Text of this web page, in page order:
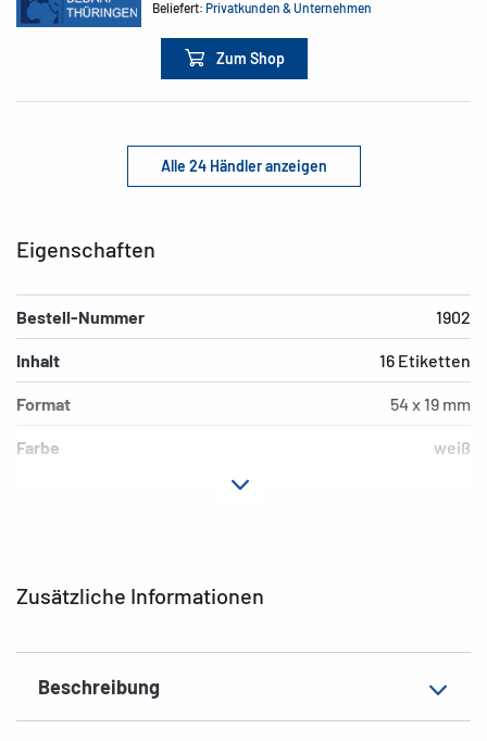
Beliefert:Privatkunden & Unternehmen
Zum Shop
Alle 24 Händler anzeigen
Zusätzliche Informationen
Beschreibung
Eigenschaften
Bestell-Nummer 1902
Inhalt 16 Etiketten
Format 54 x 19 mm
Farbe weiß